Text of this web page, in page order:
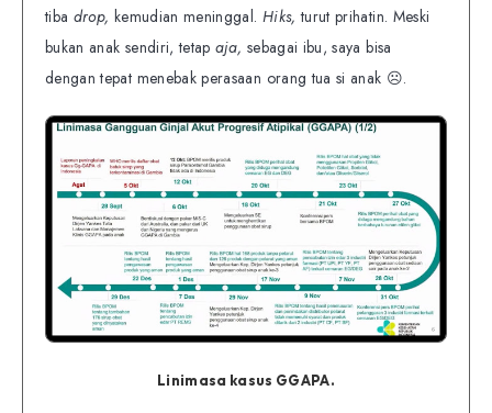
tiba drop, kemudian meninggal. Hiks,turut prihatin. Meski
bukan anak sendiri, tetapaja, sebagai ibu, saya bisa
dengan tepat menebak perasaan orang tua si anak ☹.
Linimasa kasus GGAPA.